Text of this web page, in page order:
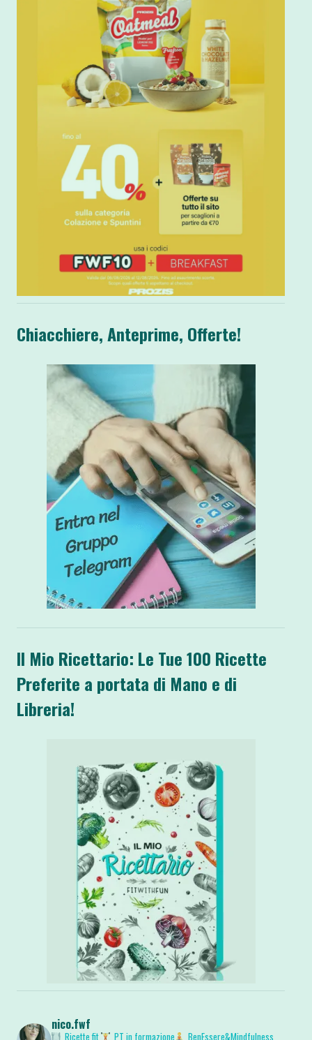
Chiacchiere, Anteprime, Offerte!
Il Mio Ricettario: Le Tue 100 Ricette
Preferite a portata di Mano e di
Libreria!
nico.fwf
Ricette fit PT in formazione BenEssere&Mindfulness